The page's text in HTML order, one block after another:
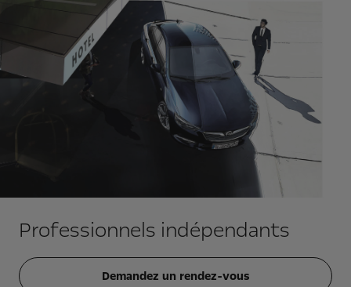
Professionnels indépendants
Demandez un rendez-vous